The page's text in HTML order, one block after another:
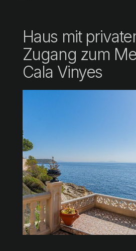
Haus mit
Zugang zum
Cala Vinyes